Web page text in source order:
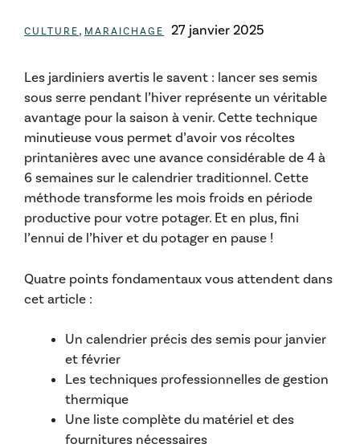
Catégories
CULTURE , MARAICHAGE 27 janvier 2025
Les jardiniers avertis le savent : lancer ses semis
sous serre pendant l’hiver représente un véritable
avantage pour la saison à venir. Cette technique
minutieuse vous permet d’avoir vos récoltes
printanières avec une avance considérable de 4 à
6 semaines sur le calendrier traditionnel. Cette
méthode transforme les mois froids en période
productive pour votre potager. Et en plus, fini
l’ennui de l’hiver et du potager en pause !
Quatre points fondamentaux vous attendent dans
cet article :
Un calendrier précis des semis pour janvier
et février
Les techniques professionnelles de gestion
thermique
Une liste complète du matériel et des
fournitures nécessaires